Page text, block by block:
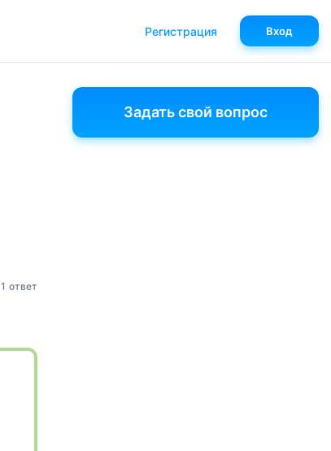
1 ответ
Задать свой вопрос
Регистрация Вход